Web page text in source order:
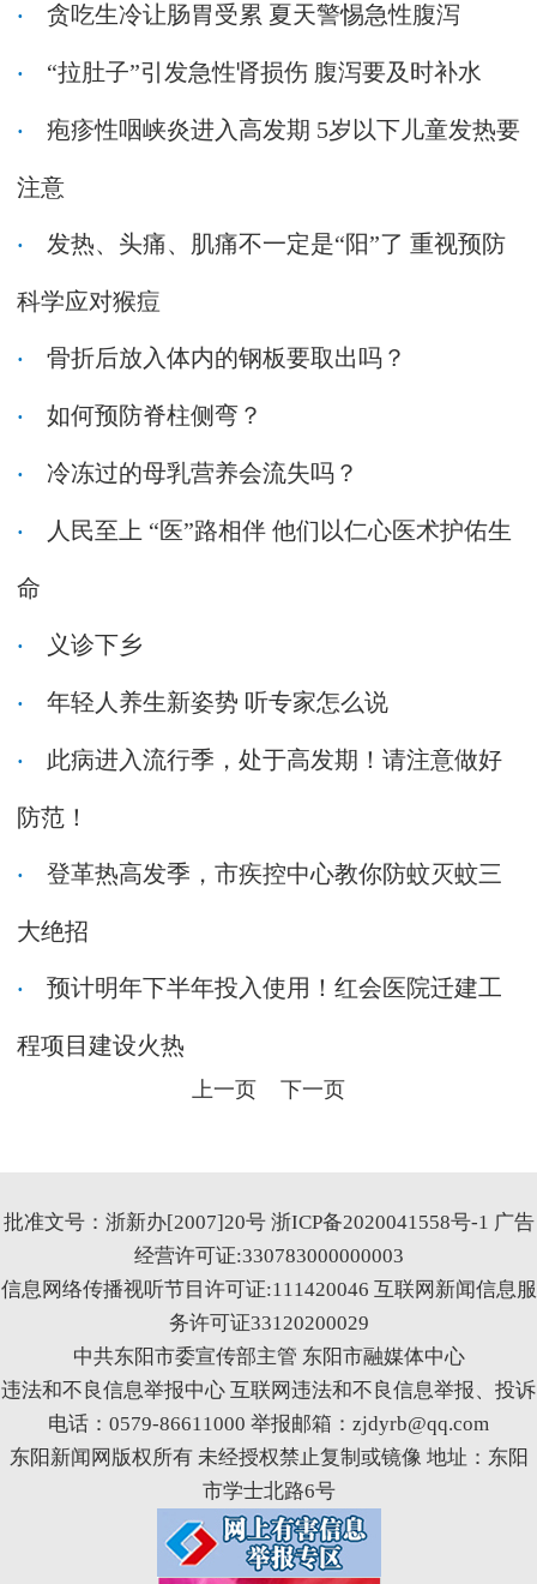
贪吃生冷让肠胃受累 夏天警惕急性腹泻
“拉肚子”引发急性肾损伤 腹泻要及时补水
疱疹性咽峡炎进入高发期 5岁以下儿童发热要
注意
发热、头痛、肌痛不一定是“阳”了 重视预防
科学应对猴痘
骨折后放入体内的钢板要取出吗？
如何预防脊柱侧弯？
冷冻过的母乳营养会流失吗？
人民至上 “医”路相伴 他们以仁心医术护佑生
命
义诊下乡
年轻人养生新姿势 听专家怎么说
此病进入流行季，处于高发期！请注意做好
防范！
登革热高发季，市疾控中心教你防蚊灭蚊三
大绝招
预计明年下半年投入使用！红会医院迁建工
程项目建设火热
上一页 下一页
批准文号：浙新办[2007]20号 浙ICP备2020041558号-1 广告
经营许可证:330783000000003
信息网络传播视听节目许可证:111420046 互联网新闻信息服
务许可证33120200029
中共东阳市委宣传部主管 东阳市融媒体中心
违法和不良信息举报中心 互联网违法和不良信息举报、投诉
电话：0579-86611000 举报邮箱：zjdyrb@qq.com
东阳新闻网版权所有 未经授权禁止复制或镜像 地址：东阳
市学士北路6号